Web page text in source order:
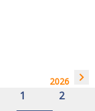
2026 navigate_next
1
2